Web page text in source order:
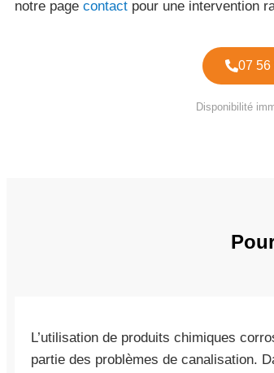
notre page contact pour une intervention
07 56
Disponibilité
L’utilisation de produits chimiques
partie des problèmes de canalisation.